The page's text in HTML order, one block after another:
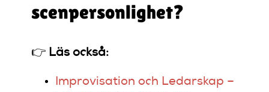
scenpersonlighet?
👉 Läs också:
Improvisation och Ledarskap –